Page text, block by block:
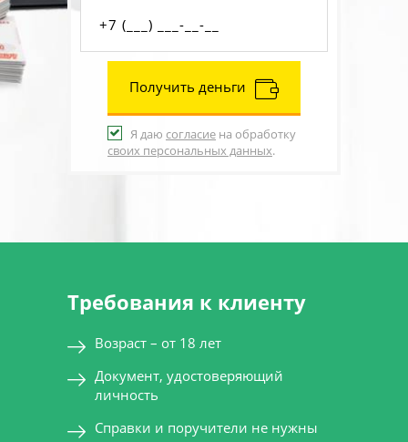
Получить деньги
Я даю согласие на обработку
своих персональных данных.
Требования к клиенту
Возраст – от 18 лет
Документ, удостоверяющий
личность
Справки и поручители не нужны